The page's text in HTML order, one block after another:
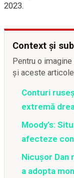
2023.
Context și
Pentru o
și aceste
Conturi
extremă
Moody’s:
afecteze
Nicușor Dan
a adopta